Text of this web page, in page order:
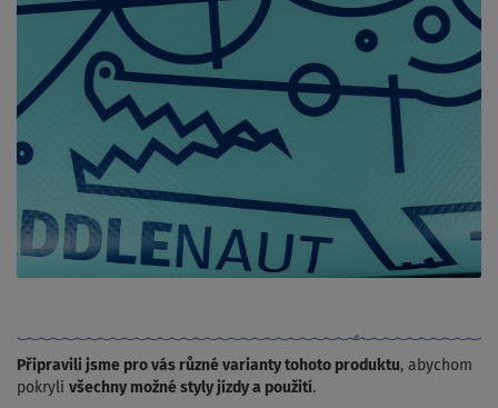
Připravili jsme pro vás různé varianty tohoto produktu, abychom
pokryli všechny možné styly jízdy a použití.